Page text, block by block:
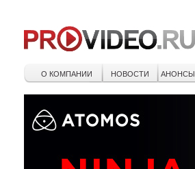
О КОМПАНИИ НОВОСТИ АНОНСЫ